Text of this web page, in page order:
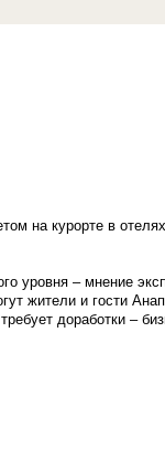
на курорте в
уровня – мнение
жители и гости
доработки –